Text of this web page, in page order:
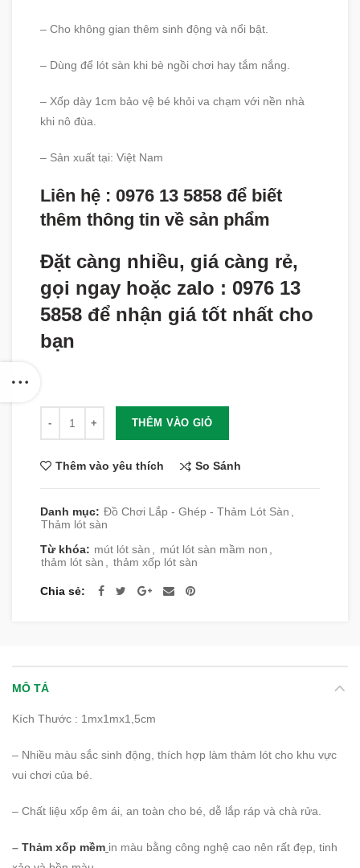
– Cho không gian thêm sinh động và nổi bật.
– Dùng để lót sàn khi bè ngồi chơi hay tắm nắng.
– Xốp dày 1cm bảo vệ bé khỏi va chạm với nền nhà
khi nô đùa.
– Sản xuất tại: Việt Nam
Liên hệ : 0976 13 5858 để biết
thêm thông tin về sản phẩm
Đặt càng nhiều, giá càng rẻ,
gọi ngay hoặc zalo : 0976 13
5858 để nhận giá tốt nhất cho
bạn
THÊM VÀO GIỎ
Thêm vào yêu thích So Sánh
Danh mục: Đồ Chơi Lắp - Ghép - Thảm Lót Sàn
Thảm lót sàn
Từ khóa: mút lót sàn mút lót sàn mầm non
thảm lót sàn
thảm xốp lót sàn
Chia sẻ
MÔ TẢ
Kích Thước : 1mx1mx1,5cm
– Nhiều màu sắc sinh động, thích hợp làm thảm lót cho khu vực
vui chơi của bé.
– Chất liệu xốp êm ái, an toàn cho bé, dễ lắp ráp và chà rửa.
– Thảm xốp mềm in màu bằng công nghệ cao nên rất đẹp, tinh